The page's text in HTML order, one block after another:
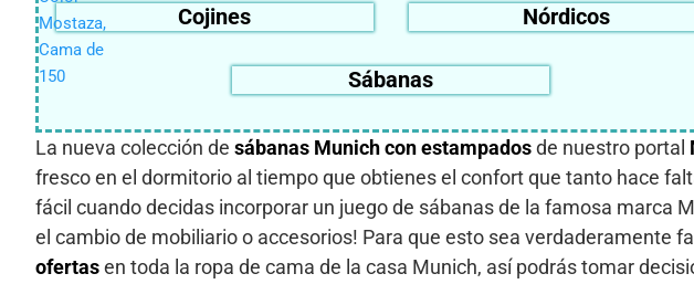
Cojines Nórdicos
Sábanas
La nueva colección de sábanas Munich con estampadosde nuestro portal
fresco en el dormitorio al tiempo que obtienes el confort que tanto hace
fácil cuando decidas incorporar un juego de sábanas de la famosa marca
el cambio de mobiliario o accesorios! Para que esto sea verdaderamente
ofertasen toda la ropa de cama de la casa Munich, así podrás tomar